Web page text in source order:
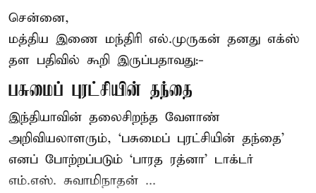
சென்னை,
மத்திய இணை மந்திரி எல்.முருகன் தனது எக்ஸ்
தள பதிவில் கூறி இருப்பதாவது:-
பசுமைப் புரட்சியின் தந்தை
இந்தியாவின் தலைசிறந்த வேளாண்
அறிவியலாளரும், ‘பசுமைப் புரட்சியின் தந்தை’
எனப் போற்றப்படும் ‘பாரத ரத்னா’ டாக்டர்
எம்.எஸ். சுவாமிநாதன் ...